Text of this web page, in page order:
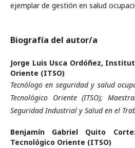
ejemplar de gestión en salud
Biografía del autor/a
Jorge Luis Usca Ordóñez,
Oriente (ITSO)
Tecnólogo en seguridad y salud
Tecnológico Oriente (ITSO);
Seguridad Industrial y Salud en el
Benjamín Gabriel Quito
Tecnológico Oriente (ITSO)